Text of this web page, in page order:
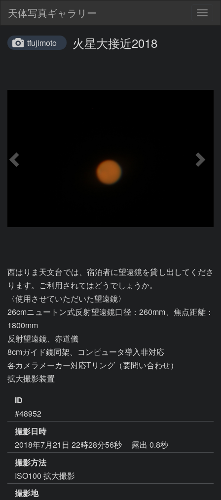
天体写真ギャラリー
tfujimoto 火星大接近2018
西はりま天文台では、宿泊者に望遠鏡を貸し出してくださ
ります。ご利用されてはどうでしょうか。
〈使用させていただいた望遠鏡〉
26cmニュートン式反射望遠鏡口径：260mm、焦点距離：
1800mm
反射望遠鏡、赤道儀
8cmガイド鏡同架、コンピュータ導入非対応
各カメラメーカー対応Tリング（要問い合わせ）
拡大撮影装置
ID
#48952
撮影日時
2018年7月21日 22時28分56秒
露出 0.8秒
撮影方法
ISO100 拡大撮影
撮影地